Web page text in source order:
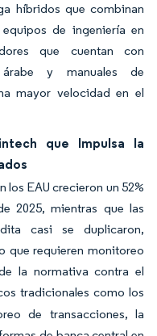
híbridos que combinan
de ingeniería en
que cuentan con
árabe y manuales de
mayor velocidad en el
que Impulsa la
los EAU crecieron un 52%
2025, mientras que las
casi se duplicaron,
que requieren monitoreo
la normativa contra el
tradicionales como los
de transacciones, la